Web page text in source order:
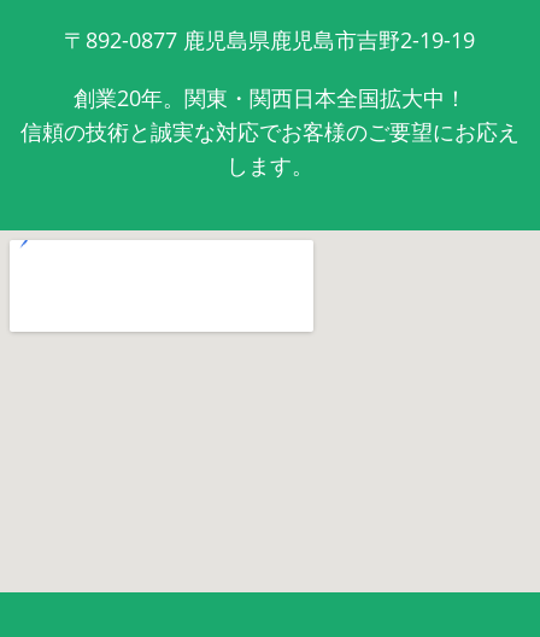
〒892-0877 鹿児島県鹿児島市吉野2-19-19
創業20年。関東・関西日本全国拡大中！
信頼の技術と誠実な対応でお客様のご要望にお応え
します。